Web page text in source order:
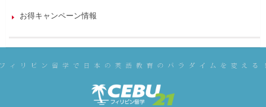
お得キャンペーン情報